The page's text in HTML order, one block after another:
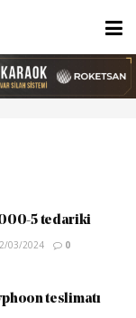
5 tedariki
03/2024 0
teslimatı